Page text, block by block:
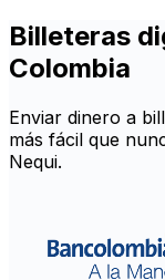
Billeteras
Colombia
Enviar dinero a
más fácil que
Nequi.